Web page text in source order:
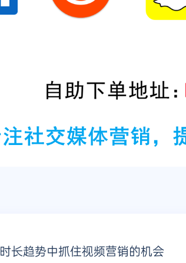
长趋势中抓住视频营销的机会